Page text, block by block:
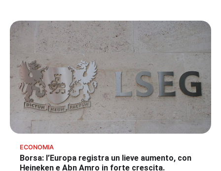
ECONOMIA
Borsa: l’Europa registra un lieve aumento, con
Heineken e Abn Amro in forte crescita.